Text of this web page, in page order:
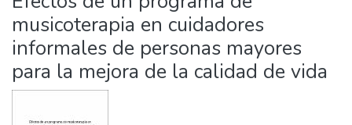
Communities
&
Collections
All of DSpace
musicoterapia en cuidadores
informales de personas mayores
para la mejora de la calidad de vida